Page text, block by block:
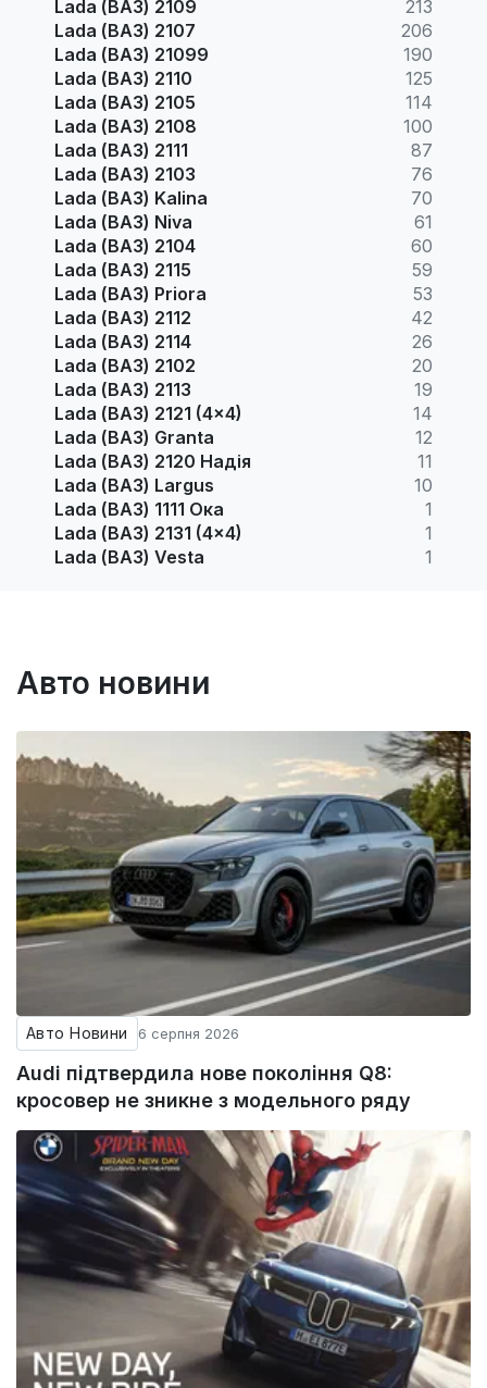
Lada (ВАЗ) 2109
213
Lada (ВАЗ) 2107
206
Lada (ВАЗ) 21099
190
Lada (ВАЗ) 2110
125
Lada (ВАЗ) 2105
114
Lada (ВАЗ) 2108
100
Lada (ВАЗ) 2111
87
Lada (ВАЗ) 2103
76
Lada (ВАЗ) Kalina
70
Lada (ВАЗ) Niva
61
Lada (ВАЗ) 2104
60
Lada (ВАЗ) 2115
59
Lada (ВАЗ) Priora
53
Lada (ВАЗ) 2112
42
Lada (ВАЗ) 2114
26
Lada (ВАЗ) 2102
20
Lada (ВАЗ) 2113
19
Lada (ВАЗ) 2121 (4x4)
14
Lada (ВАЗ) Granta
12
Lada (ВАЗ) 2120 Надія
11
Lada (ВАЗ) Largus
10
Lada (ВАЗ) 1111 Ока
1
Lada (ВАЗ) 2131 (4x4)
1
Lada (ВАЗ) Vesta
1
Авто новини
Авто Новини 6 серпня 2026
Audi підтвердила нове покоління Q8:
кросовер не зникне з модельного ряду